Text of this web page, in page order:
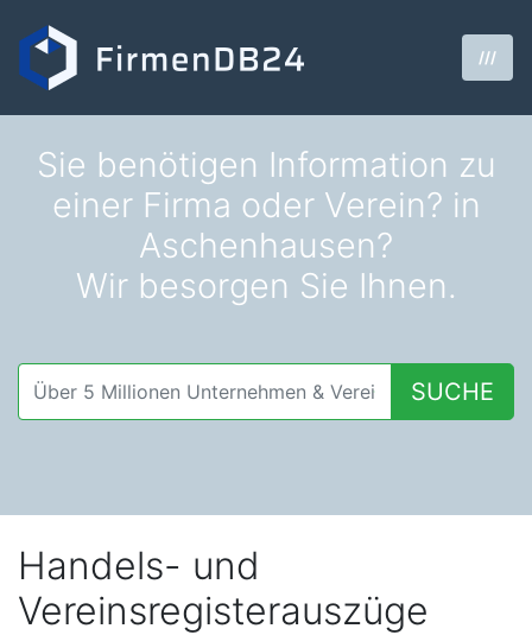
///
Sie benötigen Information zu
einer Firma oder Verein? in
Aschenhausen?
Wir besorgen Sie Ihnen.
SUCHE
Handels- und
Vereinsregisterauszüge